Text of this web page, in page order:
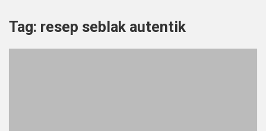
Tag: resep seblak autentik